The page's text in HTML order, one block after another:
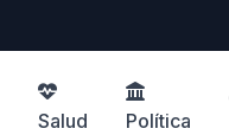
Salud Política